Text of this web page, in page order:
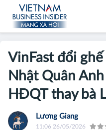
VinFast đổi
Nhật Quân
HĐQT thay bà
Lương Giang
11:06 26/05/2026